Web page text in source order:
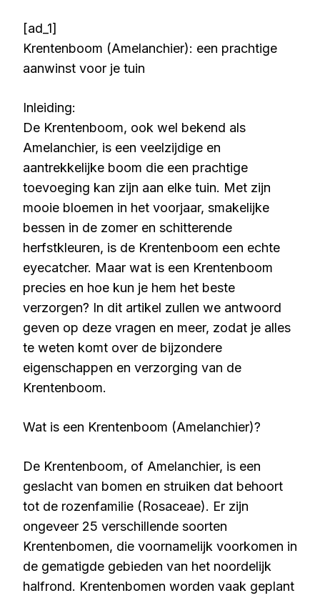
[ad_1]
Krentenboom (Amelanchier): een prachtige
aanwinst voor je tuin
Inleiding:
De Krentenboom, ook wel bekend als
Amelanchier, is een veelzijdige en
aantrekkelijke boom die een prachtige
toevoeging kan zijn aan elke tuin. Met zijn
mooie bloemen in het voorjaar, smakelijke
bessen in de zomer en schitterende
herfstkleuren, is de Krentenboom een echte
eyecatcher. Maar wat is een Krentenboom
precies en hoe kun je hem het beste
verzorgen? In dit artikel zullen we antwoord
geven op deze vragen en meer, zodat je alles
te weten komt over de bijzondere
eigenschappen en verzorging van de
Krentenboom.
Wat is een Krentenboom (Amelanchier)?
De Krentenboom, of Amelanchier, is een
geslacht van bomen en struiken dat behoort
tot de rozenfamilie (Rosaceae). Er zijn
ongeveer 25 verschillende soorten
Krentenbomen, die voornamelijk voorkomen in
de gematigde gebieden van het noordelijk
halfrond. Krentenbomen worden vaak geplant